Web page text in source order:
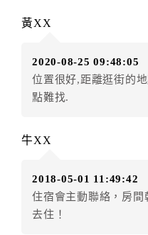
房者應補足差額。（限原
房者不得要求退其差額。
五、保留住宿權益(保
（提出申辦日為保留起算
店客滿，敬請及早計畫
件放棄訂單（住宿權益
．每筆訂單異動限定乙
黃XX
2020-08-25 09:48:05
位置很好,距離逛街的
點難找.
牛XX
2018-05-01 11:49:42
住宿會主動聯絡，房
去住！